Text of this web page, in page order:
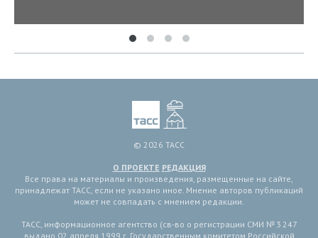
© 2026 ТАСС
О ПРОЕКТЕ РЕДАКЦИЯ
Все права на материалы и произведения, размещенные на сайте,
принадлежат ТАСС, если не указано иное. Мнение авторов публикаций
может не совпадать с мнением редакции.
ТАСС, информационное агентство (св-во о регистрации СМИ № 3 247
выдано 02 апреля 1999 г. Государственным комитетом Российской